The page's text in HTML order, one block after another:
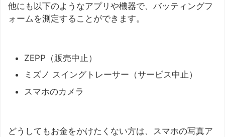
他にも以下のようなアプリや機器で、バッティングフ
ォームを測定することができます。
ZEPP（販売中止）
ミズノ スイングトレーサー（サービス中止）
スマホのカメラ
どうしてもお金をかけたくない方は、スマホの写真ア